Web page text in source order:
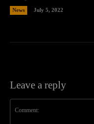
News July 5, 2022
Leave a reply